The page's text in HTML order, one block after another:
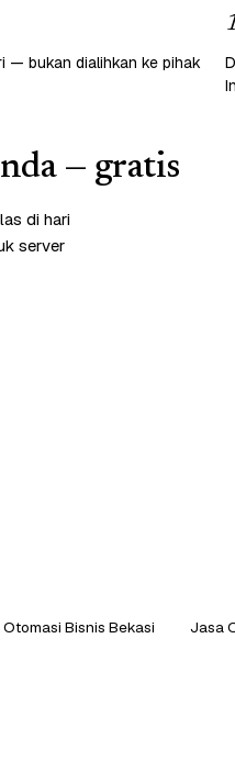
— bukan dialihkan ke pihak
— gratis
di hari
server
Bisnis Bekasi Jasa